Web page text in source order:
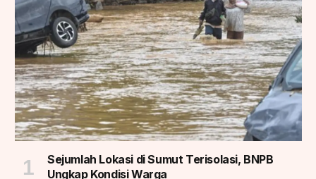
Sejumlah Lokasi di Sumut Terisolasi, BNPB
Ungkap Kondisi Warga